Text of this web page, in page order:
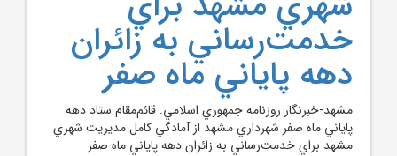
خدمت‌رساني به زائران
دهه پاياني ماه صفر
مشهد-خبرنگار روزنامه جمهوري اسلامي: قائم‌مقام ستاد دهه
پاياني ماه صفر شهرداري مشهد از آمادگي کامل مديريت شهري
مشهد براي خدمت‌رساني به زائران دهه پاياني ماه صفر